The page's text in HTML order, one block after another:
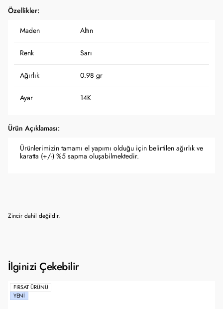
Özellikler:
Maden Altın
Renk Sarı
Ağırlık 0.98 gr
Ayar 14K
Ürün Açıklaması:
Ürünlerimizin tamamı el yapımı olduğu için belirtilen ağırlık ve
karatta (+/-) %5 sapma oluşabilmektedir.
Zincir dahil değildir.
İlginizi Çekebilir
FIRSAT ÜRÜNÜ
YENI